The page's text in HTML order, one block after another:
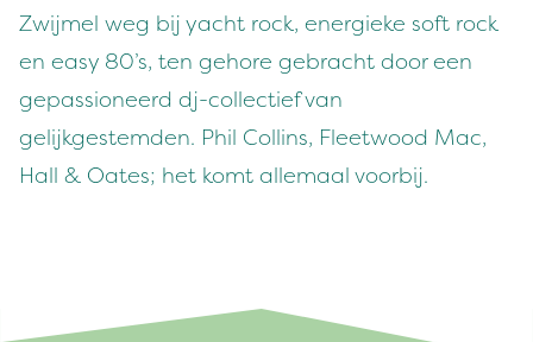
Zwijmel weg bij yacht rock, energieke soft rock
en easy 80’s, ten gehore gebracht door een
gepassioneerd dj-collectief van
gelijkgestemden. Phil Collins, Fleetwood Mac,
Hall & Oates; het komt allemaal voorbij.